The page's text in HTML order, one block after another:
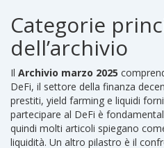
Categorie
dell’archivio
Il Archivio marzo 2025
DeFi, il settore della finanza
prestiti, yield farming e liquidi
partecipare al DeFi è
quindi molti articoli spiegano
liquidità. Un altro pilastro è il